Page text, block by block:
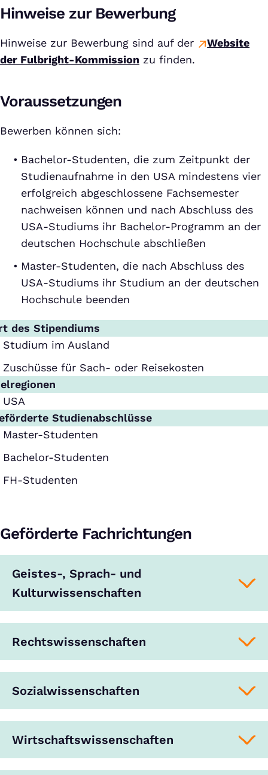
Hinweise zur Bewerbung
Hinweise zur Bewerbung sind auf der
Website
der Fulbright-Kommission zu finden.
Voraussetzungen
Bewerben können sich:
Bachelor-Studenten, die zum Zeitpunkt der
Studienaufnahme in den USA mindestens vier
erfolgreich abgeschlossene Fachsemester
nachweisen können und nach Abschluss des
USA-Studiums ihr Bachelor-Programm an der
deutschen Hochschule abschließen
Master-Studenten, die nach Abschluss des
USA-Studiums ihr Studium an der deutschen
Hochschule beenden
des Stipendiums
Studium im Ausland
Zuschüsse für Sach- oder Reisekosten
USA
Studienabschlüsse
Master-Studenten
Bachelor-Studenten
FH-Studenten
Geförderte Fachrichtungen
Geistes-, Sprach- und
Kulturwissenschaften
Rechtswissenschaften
Sozialwissenschaften
Wirtschaftswissenschaften